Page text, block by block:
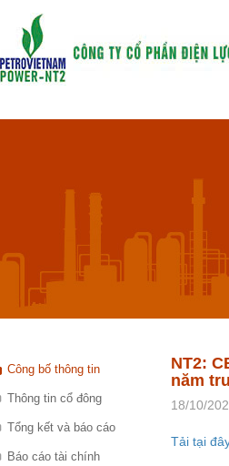
Công bố thông tin
Thông tin cổ đông
Tổng kết và báo cáo
Báo cáo tài chính
NT2:
năm
18/10/
Tải tại